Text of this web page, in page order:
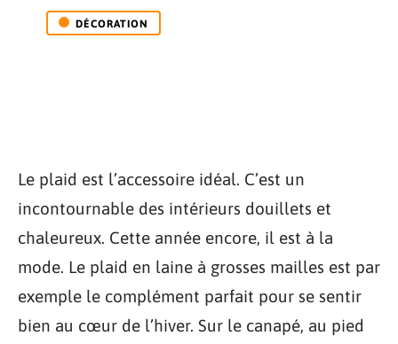
DÉCORATION
Le plaid est l’accessoire idéal. C’est un
incontournable des intérieurs douillets et
chaleureux. Cette année encore, il est à la
mode. Le plaid en laine à grosses mailles est par
exemple le complément parfait pour se sentir
bien au cœur de l’hiver. Sur le canapé, au pied